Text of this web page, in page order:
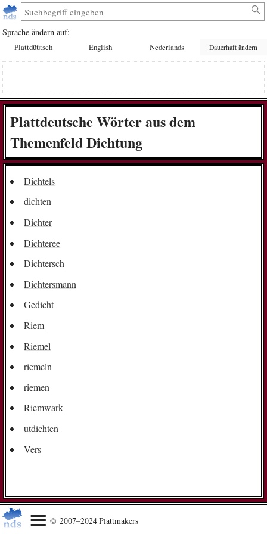
Sprache ändern auf:
Plattdüütsch English Nederlands Dauerhaft ändern
Plattdeutsche Wörter aus dem
Themenfeld Dichtung
Dichtels
dichten
Dichter
Dichteree
Dichtersch
Dichtersmann
Gedicht
Riem
Riemel
riemeln
riemen
Riemwark
utdichten
Vers
© 2007–2024 Plattmakers